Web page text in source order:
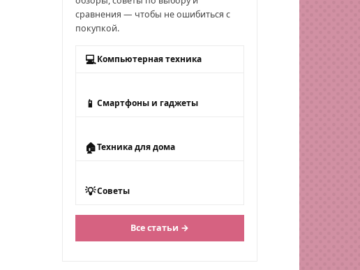
сравнения — чтобы не ошибиться с
покупкой.
💻 Компьютерная техника
📱 Смартфоны и гаджеты
🏠Техника для дома
💡Советы
Все статьи →